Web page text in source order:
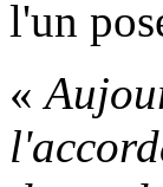
l'un
«